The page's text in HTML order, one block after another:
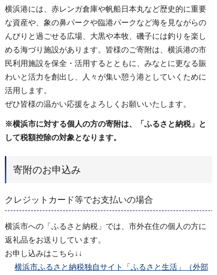
横浜港には、赤レンガ倉庫や帆船日本丸など歴史的に重要
な資産や、象の鼻パークや臨港パークなど海を見ながらの
んびりと過ごせる広場、大黒や本牧、磯子には釣りを楽し
める海づり施設があります。皆様のご寄附は、横浜港の市
民利用施設を保全・活用するとともに、みなとに更なる賑
わいと活力を創出し、人々が集い憩う港としていくために
活用します。
ぜひ皆様の温かい応援をよろしくお願いいたします。
※横浜市に対する個人の方の寄附は、「ふるさと納税」と
して税額控除の対象となります。
寄附のお申込み
クレジットカード等でお支払いの場合
横浜市への「ふるさと納税」では、市外在住の個人の方に
返礼品をお送りしています。
お申し込みはこちら↓↓
横浜市ふるさと納税独自サイト「ふるさと生活」（外部